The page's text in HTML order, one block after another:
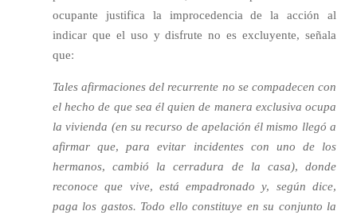
ocupante justifica la improcedencia de la acción al
indicar que el uso y disfrute no es excluyente, señala
que:
Tales afirmaciones del recurrente no se compadecen con
el hecho de que sea él quien de manera exclusiva ocupa
la vivienda (en su recurso de apelación él mismo llegó a
afirmar que, para evitar incidentes con uno de los
hermanos, cambió la cerradura de la casa), donde
reconoce que vive, está empadronado y, según dice,
paga los gastos. Todo ello constituye en su conjunto la